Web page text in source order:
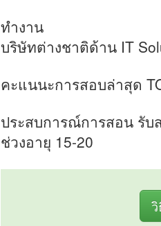
ทำงาน
บริษัทต่างชาติด้าน IT
คะแนนะการสอบล่าสุด
ประสบการณ์การสอน รั
ช่วงอายุ 15-20